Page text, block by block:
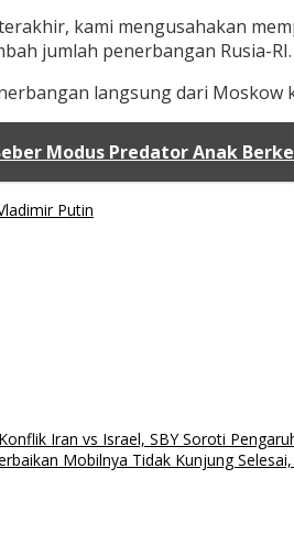
kami mengusahakan
jumlah penerbangan Rusia-RI.
langsung dari Moskow
Modus Predator Anak
Putin
Iran vs Israel, SBY Soroti
Mobilnya Tidak Kunjung